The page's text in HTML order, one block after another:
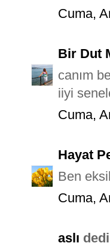
Cuma,
Bir Dut
canım
iiyi
Cuma,
Hayat
Ben
Cuma,
aslı